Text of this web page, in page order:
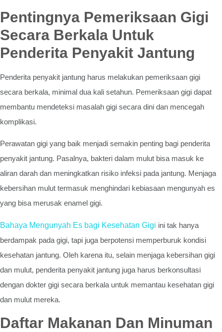
Pentingnya Pemeriksaan Gigi
Secara Berkala Untuk
Penderita Penyakit Jantung
Penderita penyakit jantung harus melakukan pemeriksaan gigi
secara berkala, minimal dua kali setahun. Pemeriksaan gigi dapat
membantu mendeteksi masalah gigi secara dini dan mencegah
komplikasi.
Perawatan gigi yang baik menjadi semakin penting bagi penderita
penyakit jantung. Pasalnya, bakteri dalam mulut bisa masuk ke
aliran darah dan meningkatkan risiko infeksi pada jantung. Menjaga
kebersihan mulut termasuk menghindari kebiasaan mengunyah es
yang bisa merusak enamel gigi.
Bahaya Mengunyah Es bagi Kesehatan Gigi ini tak hanya
berdampak pada gigi, tapi juga berpotensi memperburuk kondisi
kesehatan jantung. Oleh karena itu, selain menjaga kebersihan gigi
dan mulut, penderita penyakit jantung juga harus berkonsultasi
dengan dokter gigi secara berkala untuk memantau kesehatan gigi
dan mulut mereka.
Daftar Makanan Dan Minuman